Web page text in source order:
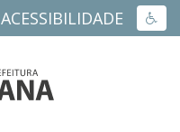
ACESSIBILIDADE